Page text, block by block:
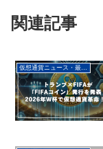
関連記事